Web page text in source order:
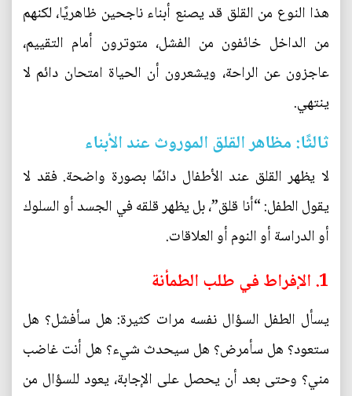
هذا النوع من القلق قد يصنع أبناء ناجحين ظاهريًا، لكنهم
من الداخل خائفون من الفشل، متوترون أمام التقييم،
عاجزون عن الراحة، ويشعرون أن الحياة امتحان دائم لا
ينتهي.
ثالثًا: مظاهر القلق الموروث عند الأبناء
لا يظهر القلق عند الأطفال دائمًا بصورة واضحة. فقد لا
يقول الطفل: “أنا قلق”، بل يظهر قلقه في الجسد أو السلوك
أو الدراسة أو النوم أو العلاقات.
1. الإفراط في طلب الطمأنة
يسأل الطفل السؤال نفسه مرات كثيرة: هل سأفشل؟ هل
ستعود؟ هل سأمرض؟ هل سيحدث شيء؟ هل أنت غاضب
مني؟ وحتى بعد أن يحصل على الإجابة، يعود للسؤال من